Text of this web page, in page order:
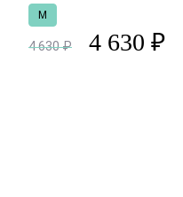
M
4 630 ₽ 4 630 ₽